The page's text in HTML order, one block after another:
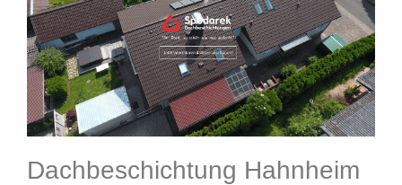
Dachbeschichtung Hahnheim